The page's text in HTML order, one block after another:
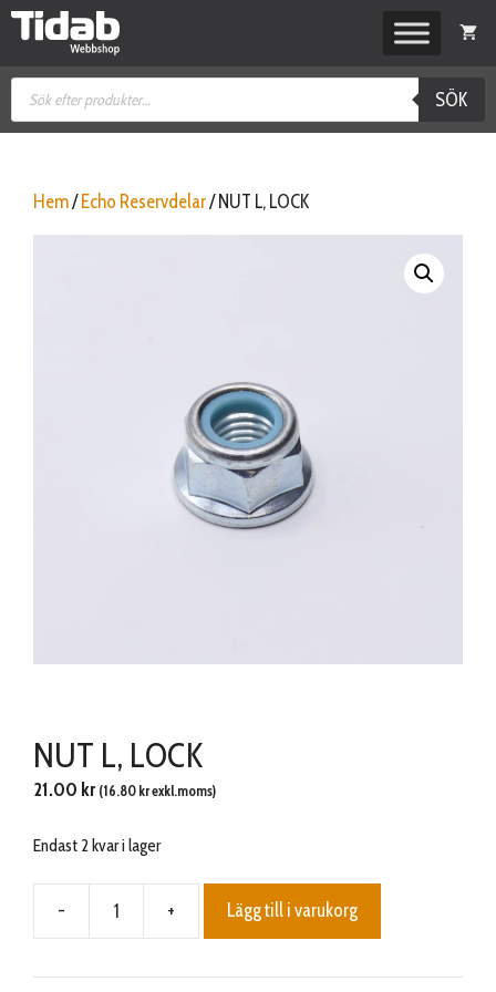
Hoppa
Produktsökning
SÖK
Hem/ Echo Reservdelar/ NUT L, LOCK
NUT L, LOCK
21.00 kr (16.80 krexkl.moms)
Endast 2 kvar i lager
-
NUT
LOCK
+ Lägg till i varukorg